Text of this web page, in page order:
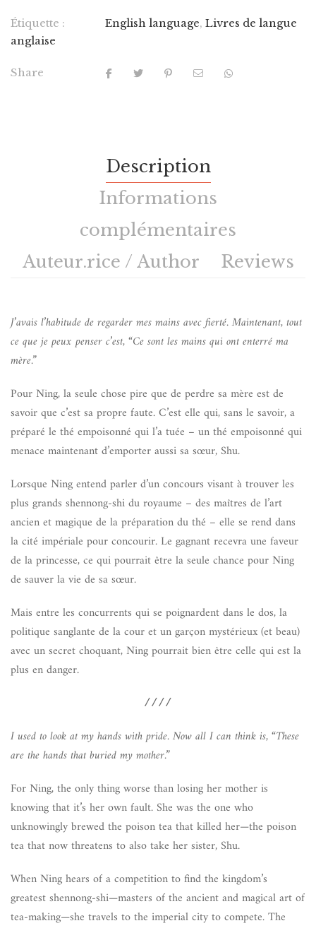
Étiquette : English language, Livres de langue
anglaise
Share
Description
Informations
complémentaires
Auteur.rice / Author
Reviews
J’avais l’habitude de regarder mes mains avec fierté. Maintenant, tout
ce que je peux penser c’est, “Ce sont les mains qui ont enterré ma
mère.”
Pour Ning, la seule chose pire que de perdre sa mère est de
savoir que c’est sa propre faute. C’est elle qui, sans le savoir, a
préparé le thé empoisonné qui l’a tuée – un thé empoisonné qui
menace maintenant d’emporter aussi sa sœur, Shu.
Lorsque Ning entend parler d’un concours visant à trouver les
plus grands shennong-shi du royaume – des maîtres de l’art
ancien et magique de la préparation du thé – elle se rend dans
la cité impériale pour concourir. Le gagnant recevra une faveur
de la princesse, ce qui pourrait être la seule chance pour Ning
de sauver la vie de sa sœur.
Mais entre les concurrents qui se poignardent dans le dos, la
politique sanglante de la cour et un garçon mystérieux (et beau)
avec un secret choquant, Ning pourrait bien être celle qui est la
plus en danger.
////
I used to look at my hands with pride. Now all I can think is, “These
are the hands that buried my mother.”
For Ning, the only thing worse than losing her mother is
knowing that it’s her own fault. She was the one who
unknowingly brewed the poison tea that killed her—the poison
tea that now threatens to also take her sister, Shu.
When Ning hears of a competition to find the kingdom’s
greatest shennong-shi—masters of the ancient and magical art of
tea-making—she travels to the imperial city to compete. The